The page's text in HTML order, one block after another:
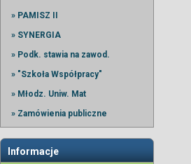
» PAMISZ II
» SYNERGIA
» Podk. stawia na zawod.
» "Szkoła Współpracy"
» Młodz. Uniw. Mat
» Zamówienia publiczne
Informacje